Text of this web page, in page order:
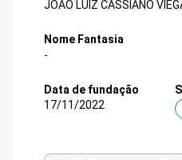
JOAO LUIZ CASSIANO
Nome Fantasia
-
Data de fundação
17/11/2022